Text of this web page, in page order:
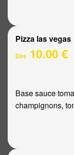
Pizza las vegas
Dès 10.00 €
Base sauce
champignons,